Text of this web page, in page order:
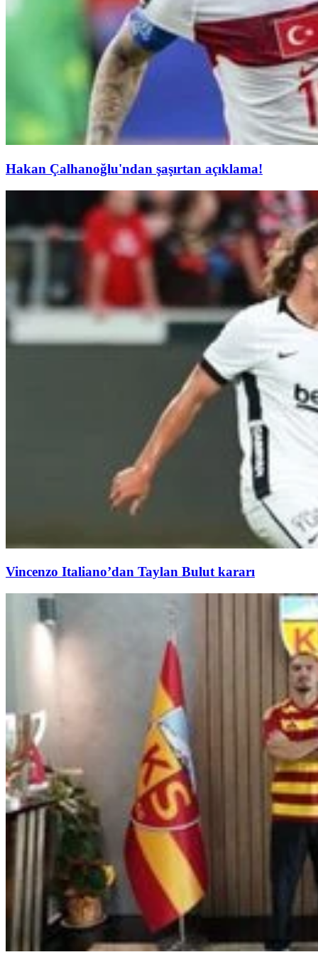
Hakan Çalhanoğlu'ndan şaşırtan açıklama!
Vincenzo Italiano’dan Taylan Bulut kararı